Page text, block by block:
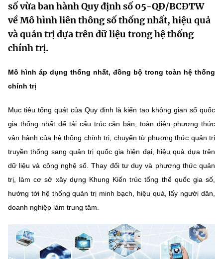
Lịch sử phát triển
Sở Khoa học và Công nghệ
Đổi mới sáng tạo
Chuyển đổi số
Sở hữu trí tuệ
Tiêu chuẩn, đo lường, chất lượng
Năng lượng nguyên tử
Tin tổng hợp
Hệ thống văn bản
Văn bản QPPL
Lấy ý kiến người dân về dự thảo VBQPPL
MST IOFFICE
Khoa học và Công nghệ
Đổi mới sáng tạo
Chuyển đổi số
Bưu chính, Viễn thông
Sở hữu trí tuệ
Tiêu chuẩn, đo lường, chất lượng
Năng lượng nguyên tử
Multimedia
THƯ ĐIỆN TỬ
Khác
Videos
Infographic
Ảnh
Voice
Nhiệm vụ trọng tâm
Chọn ngôn ngữ
số vừa ban hành Quy định số 05-QĐ/BCĐTW
về Mô hình liên thông số thống nhất, hiệu quả
và quản trị dựa trên dữ liệu trong hệ thống
chính trị.
Mô hình áp dụng thống nhất, đồng bộ trong toàn hệ thống
chính trị
Mục tiêu tổng quát của Quy định là kiến tạo không gian số quốc
gia thống nhất để tái cấu trúc căn bản, toàn diện phương thức
vận hành của hệ thống chính trị, chuyển từ phương thức quản trị
truyền thống sang quản trị quốc gia hiện đại, hiệu quả dựa trên
dữ liệu và công nghệ số. Thay đổi tư duy và phương thức quản
trị, làm cơ sở xây dựng Khung Kiến trúc tổng thể quốc gia số,
hướng tới hệ thống quản trị minh bạch, hiệu quả, lấy người dân,
doanh nghiệp làm trung tâm.